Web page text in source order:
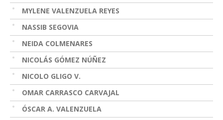
MYLENE VALENZUELA REYES
NASSIB SEGOVIA
NEIDA COLMENARES
NICOLÁS GÓMEZ NÚÑEZ
NICOLO GLIGO V.
OMAR CARRASCO CARVAJAL
ÓSCAR A. VALENZUELA